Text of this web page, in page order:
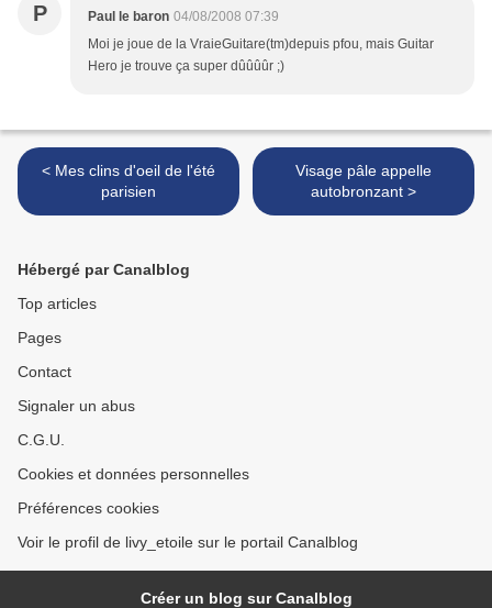
P Paul le baron 04/08/2008 07:39
Moi je joue de la VraieGuitare(tm)depuis pfou, mais Guitar
Hero je trouve ça super dûûûûr ;)
< Mes clins d'oeil de l'été
parisien
Visage pâle appelle
autobronzant >
Hébergé par Canalblog
Top articles
Pages
Contact
Signaler un abus
C.G.U.
Cookies et données personnelles
Préférences cookies
Voir le profil de livy_etoile sur le portail Canalblog
Créer un blog sur Canalblog